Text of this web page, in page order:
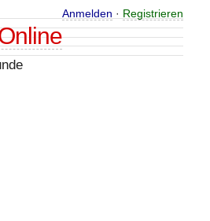
Anmelden · Registrieren